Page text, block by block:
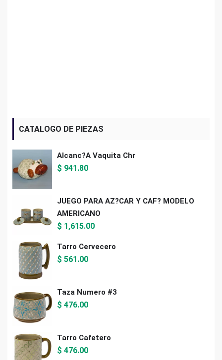
CATALOGO DE PIEZAS
Alcanc?a Vaquita Chr
$ 941.80
JUEGO PARA AZ?CAR Y CAF? MODELO
AMERICANO
$ 1,615.00
Tarro Cervecero
$ 561.00
Taza Numero #3
$ 476.00
Tarro Cafetero
$ 476.00